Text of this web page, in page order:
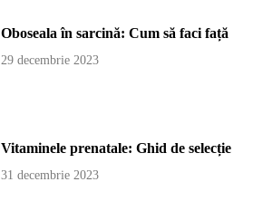
Oboseala în sarcină: Cum să faci față
29 decembrie 2023
Vitaminele prenatale: Ghid de selecție
31 decembrie 2023